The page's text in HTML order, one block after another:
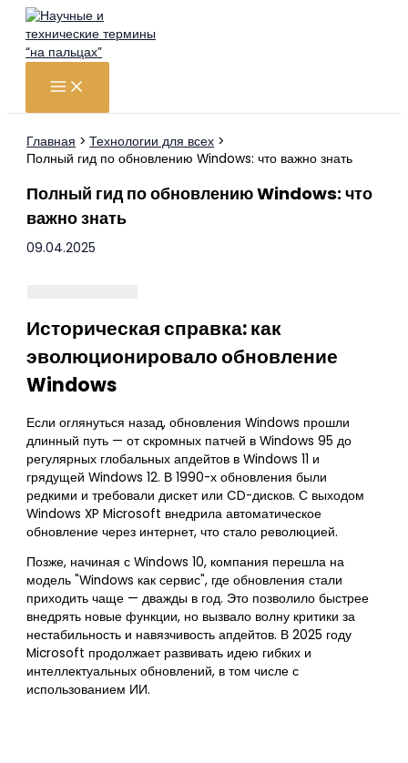
Перейти
содержимому
Главная
Технологии для всех
Полный гид по обновлению Windows: что важно знать
Полный гид по обновлению Windows: что
важно знать
09.04.2025
Историческая справка: как
эволюционировало обновление
Windows
Если оглянуться назад, обновления Windows прошли
длинный путь — от скромных патчей в Windows 95 до
регулярных глобальных апдейтов в Windows 11 и
грядущей Windows 12. В 1990-х обновления были
редкими и требовали дискет или CD-дисков. С выходом
Windows XP Microsoft внедрила автоматическое
обновление через интернет, что стало революцией.
Позже, начиная с Windows 10, компания перешла на
модель "Windows как сервис", где обновления стали
приходить чаще — дважды в год. Это позволило быстрее
внедрять новые функции, но вызвало волну критики за
нестабильность и навязчивость апдейтов. В 2025 году
Microsoft продолжает развивать идею гибких и
интеллектуальных обновлений, в том числе с
использованием ИИ.